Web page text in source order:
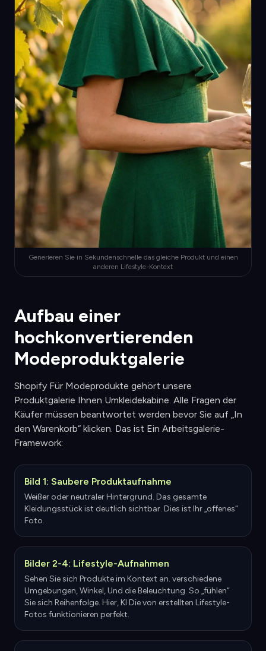
Generieren Sie in Sekundenschnelle das gleiche Produkt und einen
anderen Lifestyle-Kontext
Aufbau einer
hochkonvertierenden
Modeproduktgalerie
Shopify Für Modeprodukte gehört unsere
Produktgalerie Ihnen Umkleidekabine. Alle Fragen der
Käufer müssen beantwortet werden bevor Sie auf „In
den Warenkorb“ klicken. Das ist Ein Arbeitsgalerie-
Framework:
Bild 1: Saubere Produktaufnahme
Weißer oder neutraler Hintergrund. Das gesamte
Kleidungsstück ist deutlich sichtbar. Dies ist Ihr „offenes“
Foto.
Bilder 2-4: Lifestyle-Aufnahmen
Sehen Sie sich Produkte im Kontext an. verschiedene
Umgebungen, Winkel, Und die Beleuchtung. So „fühlen“
Sie sich Reihenfolge. Hier, KI Die von erstellten Lifestyle-
Fotos funktionieren perfekt.